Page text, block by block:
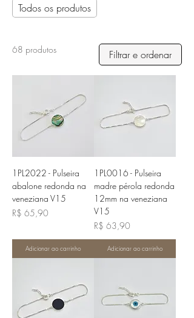
Todos os produtos
68 produtos Filtrar e ordenar
1PL2022 - Pulseira
abalone redonda na
veneziana V15
Preço
R$ 65,90
Adicionar ao carrinho
1PL0016 - Pulseira
madre pérola redonda
12mm na veneziana
V15
Preço
R$ 63,90
Adicionar ao carrinho